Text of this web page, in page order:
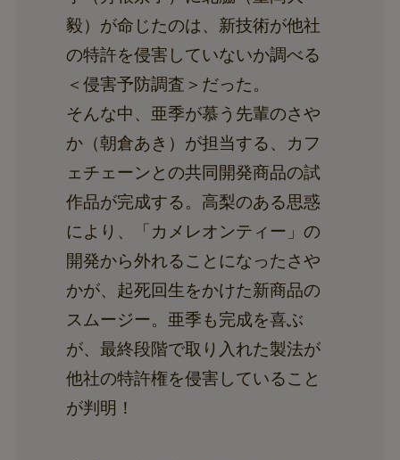
毅）が命じたのは、新技術が他社
の特許を侵害していないか調べる
＜侵害予防調査＞だった。
そんな中、亜季が慕う先輩のさや
か（朝倉あき）が担当する、カフ
ェチェーンとの共同開発商品の試
作品が完成する。高梨のある思惑
により、「カメレオンティー」の
開発から外れることになったさや
かが、起死回生をかけた新商品の
スムージー。亜季も完成を喜ぶ
が、最終段階で取り入れた製法が
他社の特許権を侵害していること
が判明！